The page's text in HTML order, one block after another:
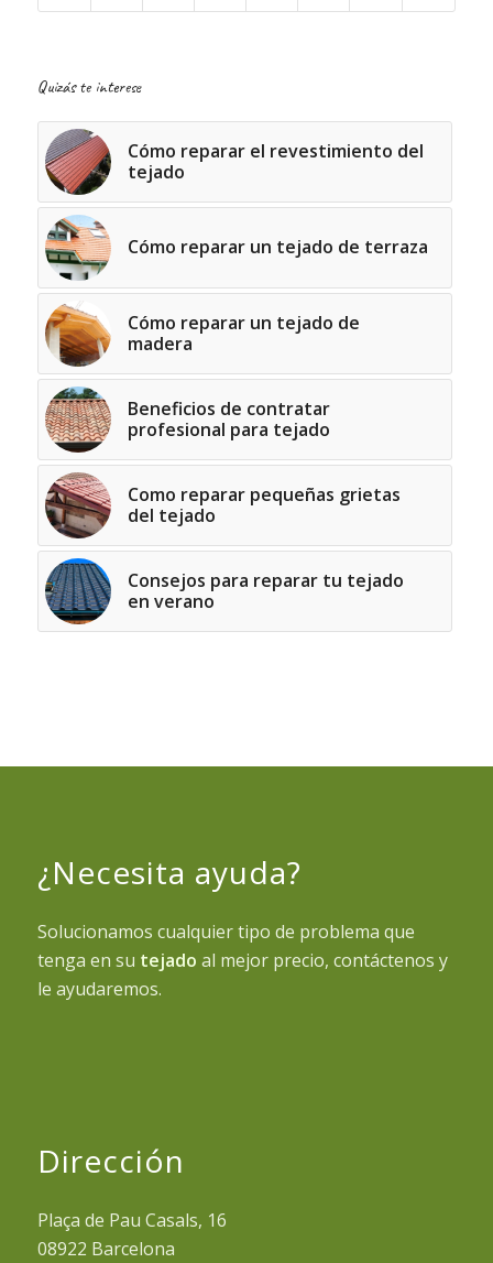
Quizás te interese
Cómo reparar el revestimiento del
tejado
Cómo reparar un tejado de terraza
Cómo reparar un tejado de
madera
Beneficios de contratar
profesional para tejado
Como reparar pequeñas grietas
del tejado
Consejos para reparar tu tejado
en verano
¿Necesita ayuda?
Solucionamos cualquier tipo de problema que
tenga en su tejado al mejor precio, contáctenos y
le ayudaremos.
Dirección
Plaça de Pau Casals, 16
08922 Barcelona